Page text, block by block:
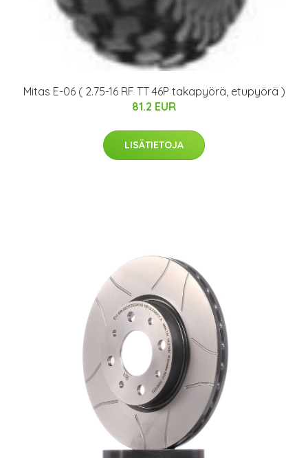
Mitas E-06 ( 2.75-16 RF TT 46P takapyörä, etupyörä )
81.2 EUR
LISÄTIETOJA